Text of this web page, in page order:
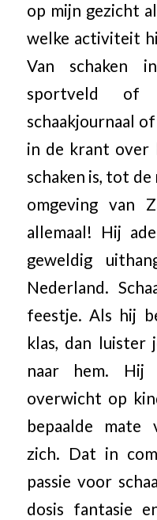
op mijn gezicht
welke activiteit
Van schaken
sportveld
schaakjournaal
in de krant over
schaken is, tot
omgeving van
allemaal! Hij
geweldig
Nederland.
feestje. Als hij
klas, dan luister
naar hem. Hij
overwicht op
bepaalde mate
zich. Dat in
passie voor
dosis fantasie